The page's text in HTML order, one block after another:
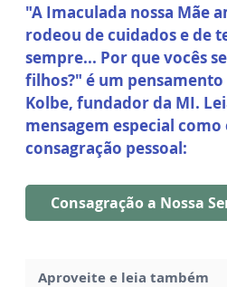
"A Imaculada nossa Mãe
rodeou de cuidados e de
sempre... Por que vocês
filhos?" é um
Kolbe, fundador da MI.
mensagem especial como
consagração pessoal:
Consagração a Nossa
Aproveite e leia também